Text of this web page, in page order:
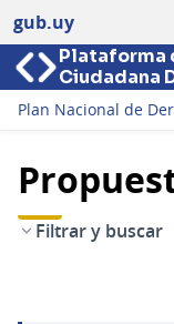
gub.uy
Plataforma
Ciudadana
Plan Nacional de
Filtrar y buscar